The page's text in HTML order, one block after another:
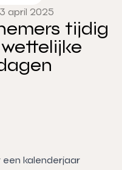
april 2025
tijdig
kalenderjaar